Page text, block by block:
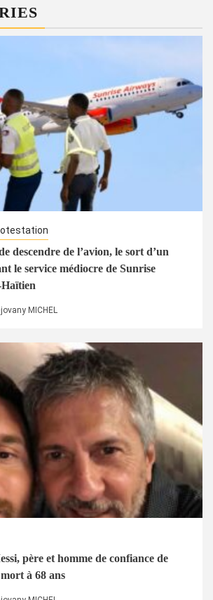
descendre de l’avion, le sort d’un
le service médiocre de Sunrise
MICHEL
père et homme de confiance de
à 68 ans